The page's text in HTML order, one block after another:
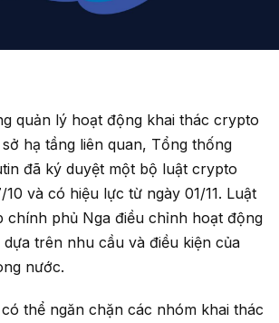
quản lý hoạt động khai thác crypto
hạ tầng liên quan, Tổng thống
đã ký duyệt một bộ luật crypto
và có hiệu lực từ ngày 01/11. Luật
chính phủ Nga điều chỉnh hoạt động
trên nhu cầu và điều kiện của
nước.
thể ngăn chặn các nhóm khai thác